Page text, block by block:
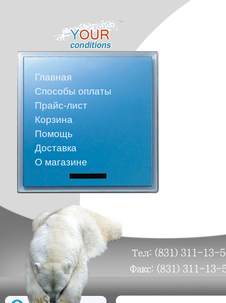
Главная
Способы оплаты
Прайс-лист
Корзина
Помощь
Доставка
О магазине